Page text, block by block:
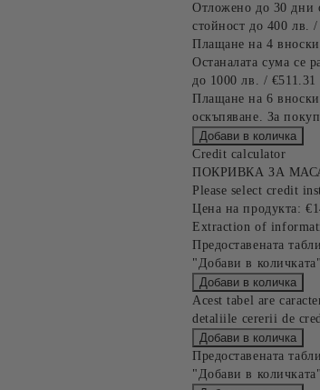
Отложено до 30 дни
стойност до 400 лв.
Плащане на 4
Останалата сума се
до 1000 лв. / €511.31
Плащане на 6
оскъпяване. За
Credit calculator
ПОКРИВКА ЗА
Please select credit
Цена на продукта:
Extraction of
Предоставената
"Добави в
Acest tabel are
detaliile cererii de
Предоставената
"Добави в